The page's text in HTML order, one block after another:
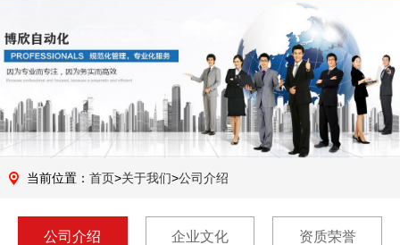
当前位置： 首页>关于我们>公司介绍
公司介绍 企业文化 资质荣誉